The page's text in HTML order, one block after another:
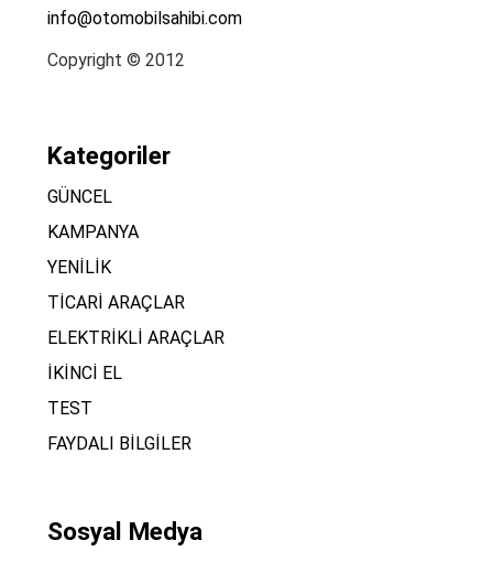
info@otomobilsahibi.com
Copyright © 2012
Kategoriler
GÜNCEL
KAMPANYA
YENİLİK
TİCARİ ARAÇLAR
ELEKTRİKLİ ARAÇLAR
İKİNCİ EL
TEST
FAYDALI BİLGİLER
Sosyal Medya